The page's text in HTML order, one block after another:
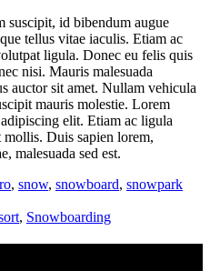
suscipit, id bibendum augue
tellus vitae iaculis. Etiam ac
ligula. Donec eu felis quis
nisi. Mauris malesuada
auctor sit amet. Nullam vehicula
mauris molestie. Lorem
elit. Etiam ac ligula
Duis sapien lorem,
malesuada sed est.
, snow, snowboard, snowpark
, Snowboarding